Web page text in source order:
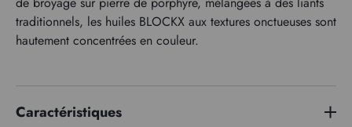
traditionnels, les huiles BLOCKX aux textures onctueuses sont
hautement concentrées en couleur.
Caractéristiques